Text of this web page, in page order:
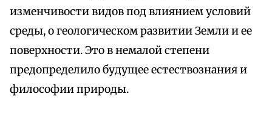
изменчивости видов под влиянием условий
среды, о геологическом развитии Земли и ее
поверхности. Это в немалой степени
предопределило будущее естествознания и
философии природы.